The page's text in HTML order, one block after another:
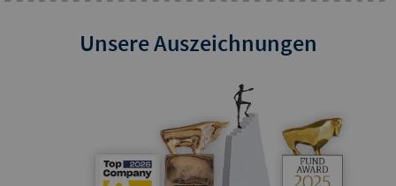
Unsere Auszeichnungen